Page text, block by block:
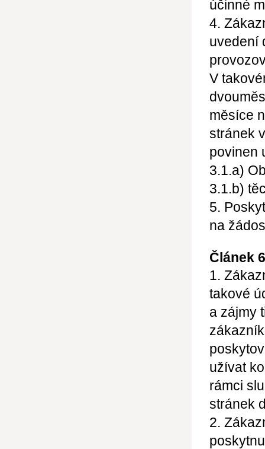
účinné
4.
uvedení
V
měsíce
stránek
povinen
3.1.a)
3.1.b)
5.
na
Článek
1.
takové
a zájmy
užívat
rámci
stránek
2.